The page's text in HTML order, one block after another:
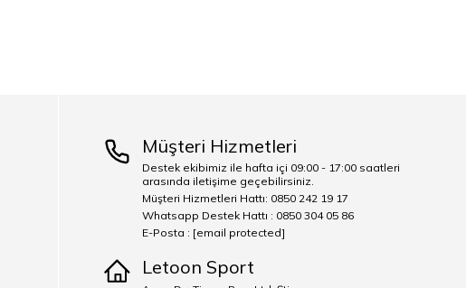
Müşteri Hizmetleri
Destek ekibimiz ile hafta içi 09:00 - 17:00 saatleri
arasında iletişime geçebilirsiniz.
Müşteri Hizmetleri Hattı: 0850 242 19 17
Whatsapp Destek Hattı : 0850 304 05 86
E-Posta : [email protected]
Letoon Sport